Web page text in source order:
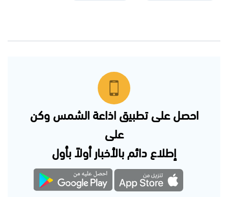
احصل على تطبيق اذاعة الشمس وكن
على
إطلاع دائم بالأخبار أولاً بأول